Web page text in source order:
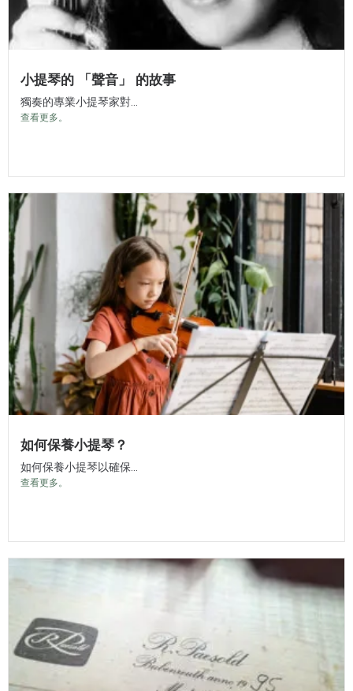
小提琴的 「聲音」 的故事
獨奏的專業小提琴家對...
查看更多。
如何保養小提琴？
如何保養小提琴以確保...
查看更多。